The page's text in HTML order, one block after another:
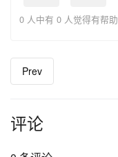
0 人中有 0 人觉得有帮助
Prev
评论